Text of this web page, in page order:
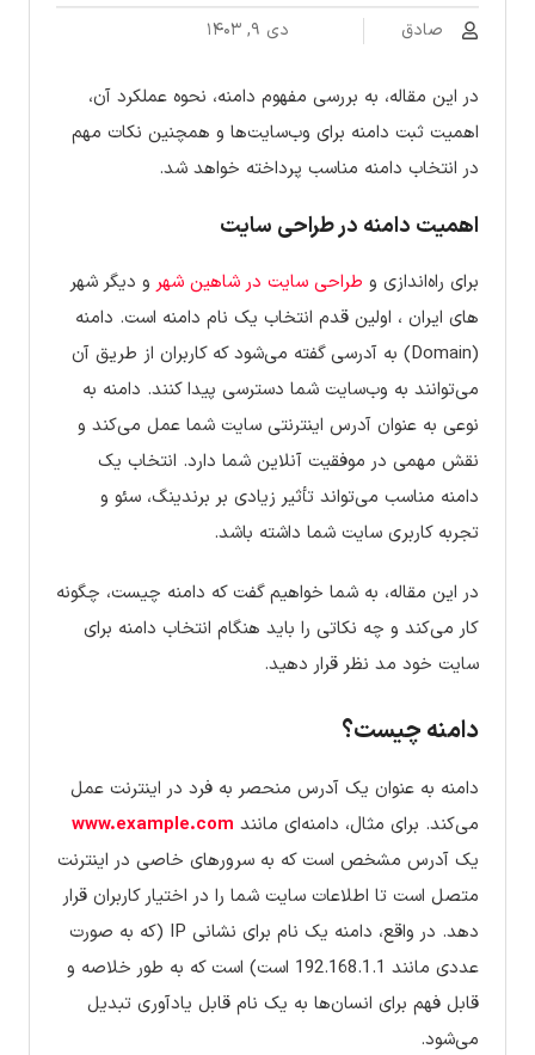
صادق دی ۹, ۱۴۰۳
در این مقاله، به بررسی مفهوم دامنه، نحوه عملکرد آن،
اهمیت ثبت دامنه برای وب‌سایت‌ها و همچنین نکات مهم
در انتخاب دامنه مناسب پرداخته خواهد شد.
اهمیت دامنه در طراحی سایت
برای راه‌اندازی و طراحی سایت در شاهین شهر و دیگر شهر
های ایران ، اولین قدم انتخاب یک نام دامنه است. دامنه
(Domain) به آدرسی گفته می‌شود که کاربران از طریق آن
می‌توانند به وب‌سایت شما دسترسی پیدا کنند. دامنه به
نوعی به عنوان آدرس اینترنتی سایت شما عمل می‌کند و
نقش مهمی در موفقیت آنلاین شما دارد. انتخاب یک
دامنه مناسب می‌تواند تأثیر زیادی بر برندینگ، سئو و
تجربه کاربری سایت شما داشته باشد.
در این مقاله، به شما خواهیم گفت که دامنه چیست، چگونه
کار می‌کند و چه نکاتی را باید هنگام انتخاب دامنه برای
سایت خود مد نظر قرار دهید.
دامنه چیست؟
دامنه به عنوان یک آدرس منحصر به فرد در اینترنت عمل
می‌کند. برای مثال، دامنه‌ای مانند www.example.com
یک آدرس مشخص است که به سرورهای خاصی در اینترنت
متصل است تا اطلاعات سایت شما را در اختیار کاربران قرار
دهد. در واقع، دامنه یک نام برای نشانی IP (که به صورت
عددی مانند 192.168.1.1 است) است که به طور خلاصه و
قابل فهم برای انسان‌ها به یک نام قابل یادآوری تبدیل
می‌شود.